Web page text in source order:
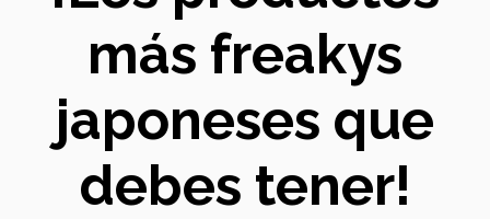
más freakys
japoneses que
debes tener!